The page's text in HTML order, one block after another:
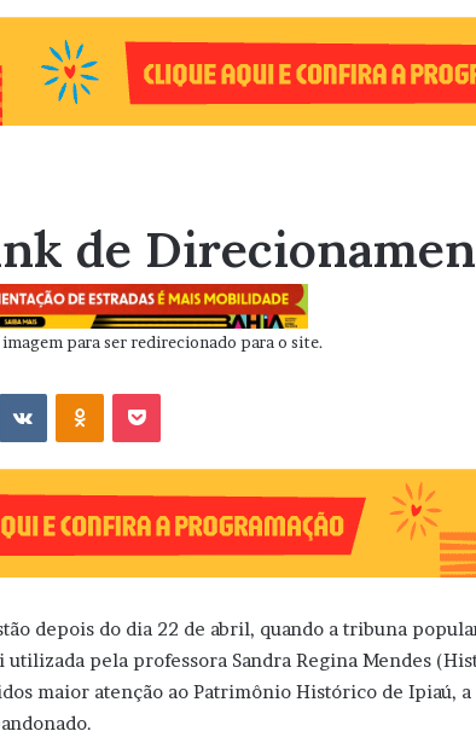
de
imagem para ser redirecionado para o site.
VK OK
depois do dia 22 de abril, quando a tribuna
pela professora Sandra Regina Mendes
maior atenção ao Patrimônio Histórico de Ipiaú,